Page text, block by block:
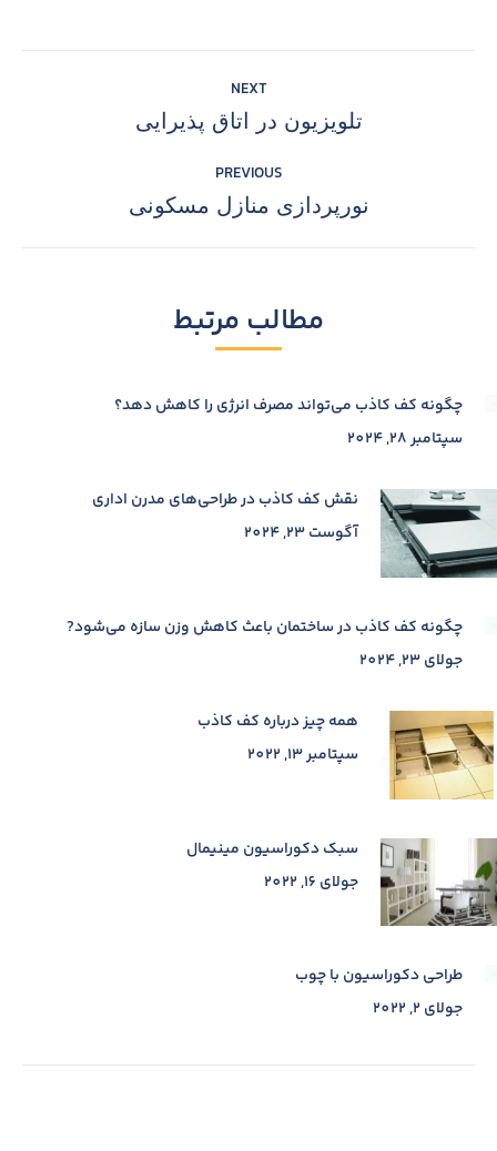
POST
NAVIGATION
PREVIOUS
Previous
نورپردازی منازل مسکونی
NEXT
Next
تلویزیون در اتاق پذیرایی
مطالب مرتبط
چگونه کف کاذب می‌تواند مصرف انرژی را کاهش دهد؟
سپتامبر 28, 2024
نقش کف کاذب در طراحی‌های مدرن اداری
آگوست 23, 2024
چگونه کف کاذب در ساختمان باعث کاهش وزن سازه می‌شود?
جولای 23, 2024
همه چیز درباره کف کاذب
سپتامبر 13, 2022
سبک دکوراسیون مینیمال
جولای 16, 2022
طراحی دکوراسیون با چوب
جولای 2, 2022